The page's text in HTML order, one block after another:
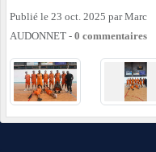
Publié le 23 oct. 2025 parMarc
AUDONNET - 0 commentaires